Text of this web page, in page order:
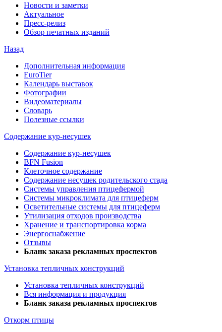
Новости и заметки
Актуальное
Пресс-релиз
Обзор печатных изданий
Назад
Дополнительная информация
EuroTier
Календарь выставок
Фотографии
Видеоматериалы
Словарь
Полезные ссылки
Содержание кур-несушек
Содержание кур-несушек
BFN Fusion
Клеточное содержание
Содержание несушек родительского стада
Системы управления птицефермой
Системы микроклимата для птицеферм
Осветительные системы для птицеферм
Утилизация отходов производства
Хранение и транспортировка корма
Энергоснабжение
Отзывы
Бланк заказа рекламных проспектов
Установка тепличных конструкций
Установка тепличных конструкций
Вся информация и продукция
Бланк заказа рекламных проспектов
Откорм птицы